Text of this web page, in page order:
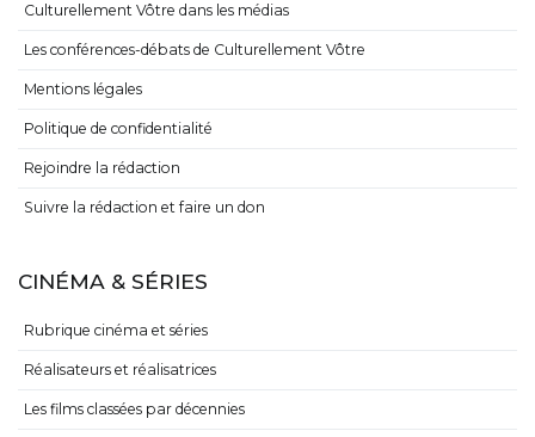
Culturellement Vôtre dans les médias
Les conférences-débats de Culturellement Vôtre
Mentions légales
Politique de confidentialité
Rejoindre la rédaction
Suivre la rédaction et faire un don
CINÉMA & SÉRIES
Rubrique cinéma et séries
Réalisateurs et réalisatrices
Les films classées par décennies